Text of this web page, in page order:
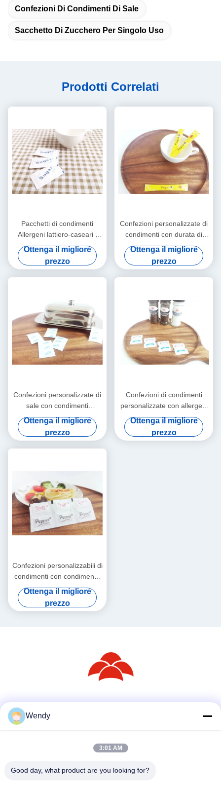
Confezioni Di Condimenti Di Sale
Sacchetto Di Zucchero Per Singolo Uso
Prodotti Correlati
Pacchetti di condimenti
Allergeni lattiero-caseari /
Paese di origine Opzioni di
personalizzazione
Ottenga il migliore
prezzo
Confezioni personalizzate di
condimenti con durata di
conservazione di 18 mesi e
personalizzabili
Ottenga il migliore
prezzo
Confezioni personalizzate di
sale con condimenti
individuali con durata di
conservazione di 18 mesi
Ottenga il migliore
prezzo
Confezioni di condimenti
personalizzate con allergeni
lattiero-caseari / pepe nero
Ottenga il migliore
prezzo
Confezioni personalizzabili di
condimenti con condimento
di sale
Ottenga il migliore
prezzo
Contatto rapido
Telefono
Wendy
3:01 AM
Good day, what product are you looking for?